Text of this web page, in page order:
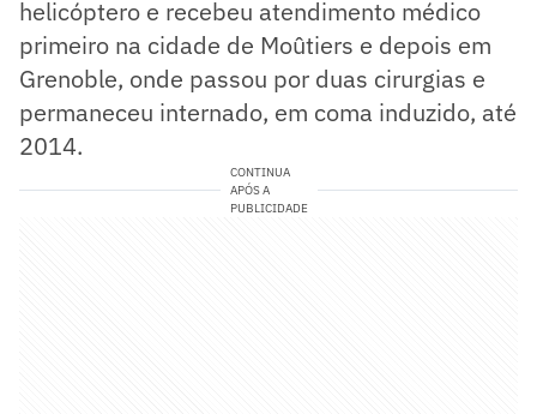
helicóptero e recebeu atendimento médico
primeiro na cidade de Moûtiers e depois em
Grenoble, onde passou por duas cirurgias e
permaneceu internado, em coma induzido, até
2014.
CONTINUA
APÓS A
PUBLICIDADE